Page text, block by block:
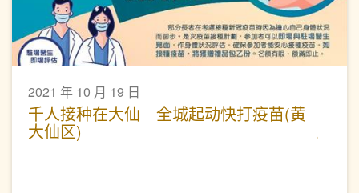
2021 年 10 月 19 日
千人接种在大仙 全城起动快打疫苗(黄
大仙区)